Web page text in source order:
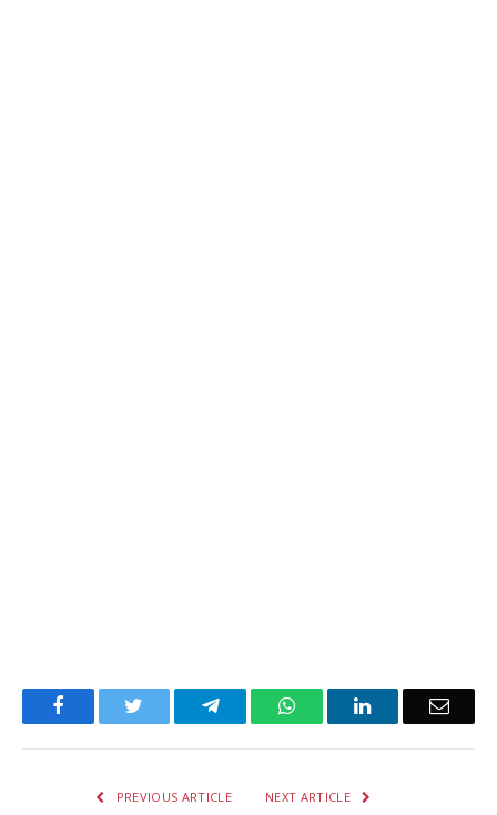
Facebook TelegramWhatsAppLinkedIn Email
PREVIOUS ARTICLE NEXT ARTICLE